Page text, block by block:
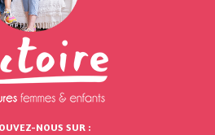
NOUS SUR :